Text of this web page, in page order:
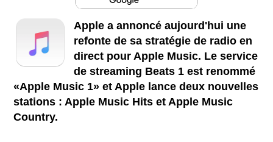
Apple a annoncé aujourd'hui une
refonte de sa stratégie de radio en
direct pour Apple Music. Le service
de streaming Beats 1 est renommé
«Apple Music 1» et Apple lance deux nouvelles
stations : Apple Music Hits et Apple Music
Country.